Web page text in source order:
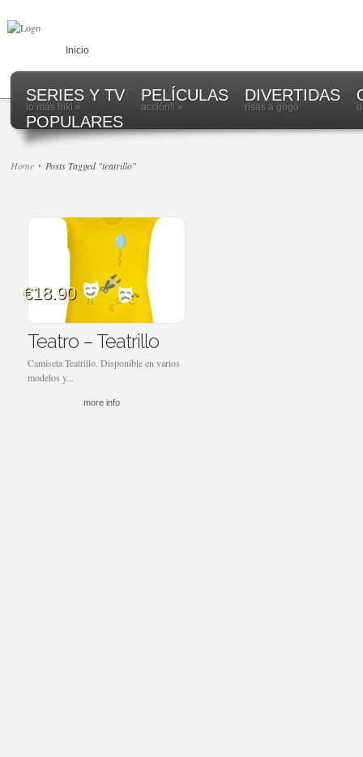
Inicio
SERIES Y TV
lo más friki »
PELÍCULAS
acción!! »
DIVERTIDAS
risas a gogó
POPULARES
Home Posts Tagged "teatrillo"
€18.90
Teatro – Teatrillo
Camiseta Teatrillo. Disponible en varios
modelos y...
more info